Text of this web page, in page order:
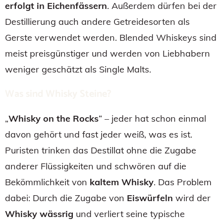
erfolgt in Eichenfässern. Außerdem dürfen bei der
Destillierung auch andere Getreidesorten als
Gerste verwendet werden. Blended Whiskeys sind
meist preisgünstiger und werden von Liebhabern
weniger geschätzt als Single Malts.
„Whisky on the Rocks“ – jeder hat schon einmal
davon gehört und fast jeder weiß, was es ist.
Puristen trinken das Destillat ohne die Zugabe
anderer Flüssigkeiten und schwören auf die
Bekömmlichkeit von kaltem Whisky. Das Problem
dabei: Durch die Zugabe von Eiswürfeln wird der
Whisky wässrig und verliert seine typische